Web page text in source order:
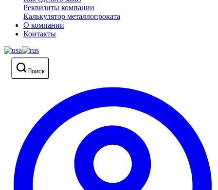
Реквизиты компании
Калькулятор металлопроката
О компании
Контакты
Поиск